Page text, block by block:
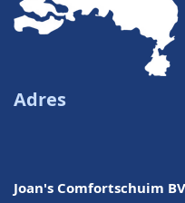
Adres
Joan's Comfortschuim BV